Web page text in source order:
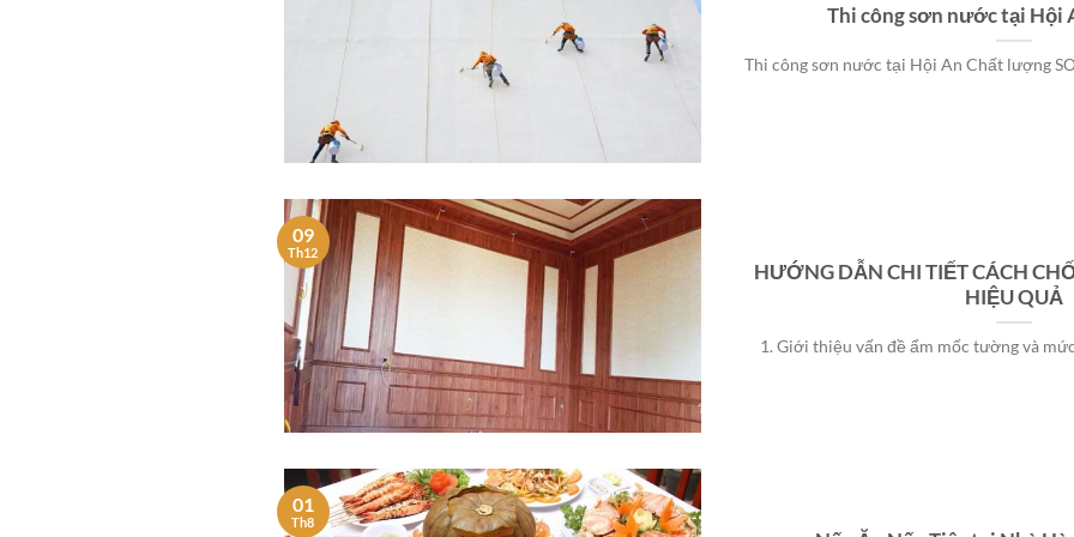
Thi công sơn nước tại Hội
Thi công sơn nước tại Hội An Chất lượng
HƯỚNG DẪN CHI TIẾT CÁCH
HIỆU QUẢ
1. Giới thiệu vấn đề ẩm mốc tường và
09
Th12
01
Th8